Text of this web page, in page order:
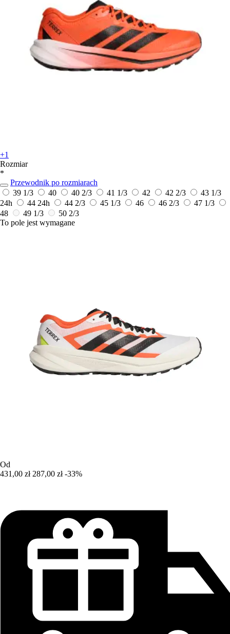
+1
Rozmiar
*
Przewodnik po rozmiarach
39 1/3
40 40 2/3 41 1/3 42 42 2/3
43 1/3
24h
44 24h 44 2/3 45 1/3 46 46 2/3
47 1/3
48
49 1/3
50 2/3
To pole jest wymagane
Od
431,00 zł 287,00 zł -33%